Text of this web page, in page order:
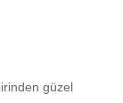
güzel